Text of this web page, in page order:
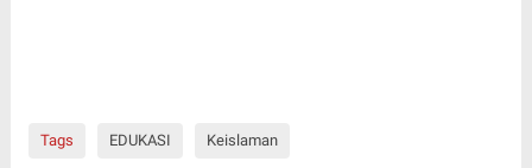
Tags EDUKASI Keislaman